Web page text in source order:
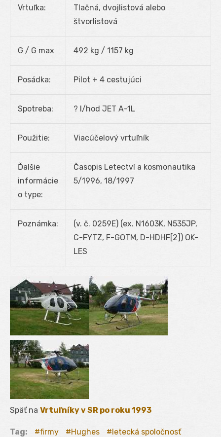
Vrtuľka:
Tlačná, dvojlistová alebo
štvorlistová
G / G max 492 kg / 1157 kg
Posádka: Pilot + 4 cestujúci
Spotreba: ? l/hod JET A-1L
Použitie: Viacúčelový vrtuľník
Ďalšie
informácie
o type:
Časopis Letectví a kosmonautika
5/1996, 18/1997
Poznámka:
(v. č. 0259E) (ex. N1603K, N535JP,
C-FYTZ, F-GOTM, D-HDHF[2]) OK-
LES
Späť na Vrtuľníky v SR po roku 1993
Tag: firmy Hughes
letecká spoločnosť